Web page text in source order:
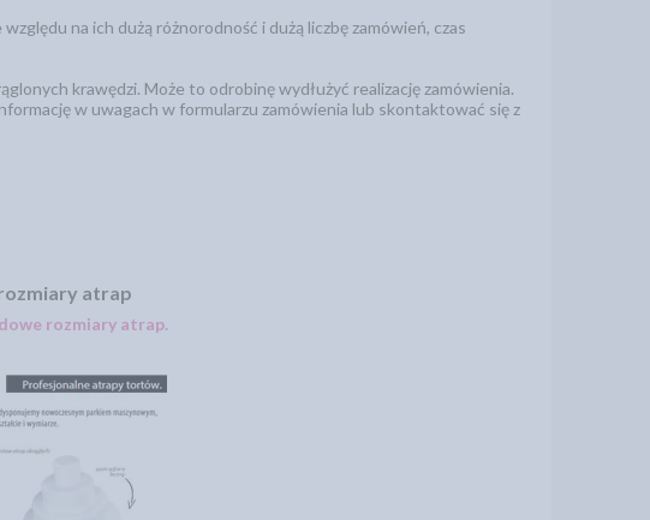
na ich dużą różnorodność i dużą liczbę zamówień, czas
krawędzi. Może to odrobinę wydłużyć realizację zamówienia.
w uwagach w formularzu zamówienia lub skontaktować się z
atrap
rozmiary atrap.